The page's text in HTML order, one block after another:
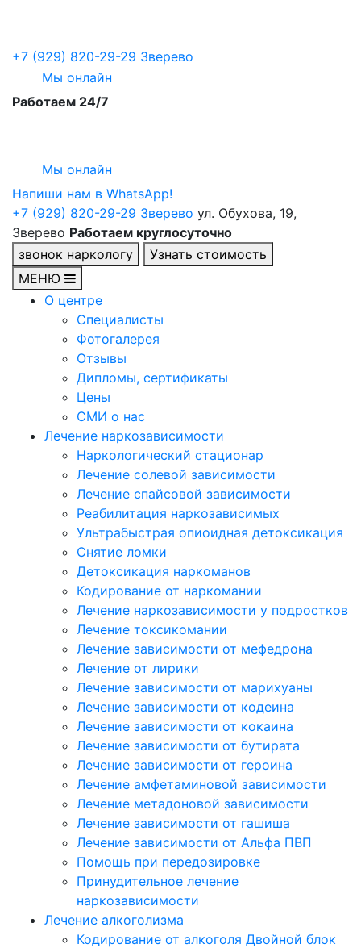
+7 (929) 820-29-29 Зверево
Мы онлайн
Работаем 24/7
Мы онлайн
Напиши нам в WhatsApp!
+7 (929) 820-29-29 Зверево ул. Обухова, 19,
Зверево Работаем круглосуточно
звонок наркологу
Узнать стоимость
МЕНЮ
О центре
Специалисты
Фотогалерея
Отзывы
Дипломы, сертификаты
Цены
СМИ о нас
Лечение наркозависимости
Наркологический стационар
Лечение солевой зависимости
Лечение спайсовой зависимости
Реабилитация наркозависимых
Ультрабыстрая опиоидная детоксикация
Снятие ломки
Детоксикация наркоманов
Кодирование от наркомании
Лечение наркозависимости у подростков
Лечение токсикомании
Лечение зависимости от мефедрона
Лечение от лирики
Лечение зависимости от марихуаны
Лечение зависимости от кодеина
Лечение зависимости от кокаина
Лечение зависимости от бутирата
Лечение зависимости от героина
Лечение амфетаминовой зависимости
Лечение метадоновой зависимости
Лечение зависимости от гашиша
Лечение зависимости от Альфа ПВП
Помощь при передозировке
Принудительное лечение
наркозависимости
Лечение алкоголизма
Кодирование от алкоголя Двойной блок